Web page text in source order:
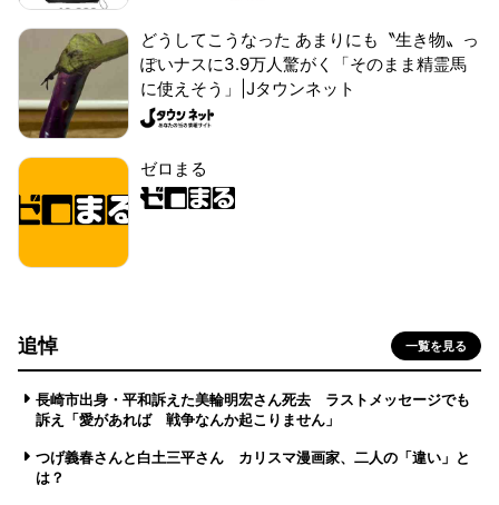
どうしてこうなった あまりにも〝生き物〟っ
ぽいナスに3.9万人驚がく「そのまま精霊馬
に使えそう」|Jタウンネット
ゼロまる
追悼 一覧を見る
長崎市出身・平和訴えた美輪明宏さん死去 ラストメッセージでも
訴え「愛があれば 戦争なんか起こりません」
つげ義春さんと白土三平さん カリスマ漫画家、二人の「違い」と
は？